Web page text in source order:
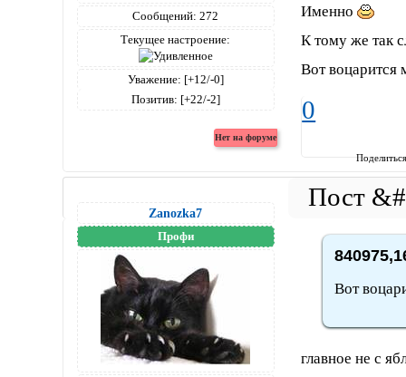
Сообщений: 272
Текущее настроение:
Уважение: [+12/-0]
Позитив: [+22/-2]
Именно
К тому же так
Вот воцарится
0
Zanozka7
Профи
Вот
главное не с